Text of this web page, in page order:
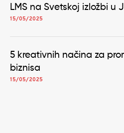
LMS na Svetskoj izložbi u
15/05/2025
5 kreativnih načina za
biznisa
15/05/2025